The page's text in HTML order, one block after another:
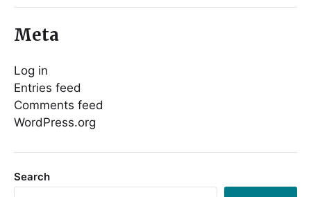
Meta
Log in
Entries feed
Comments feed
WordPress.org
Search